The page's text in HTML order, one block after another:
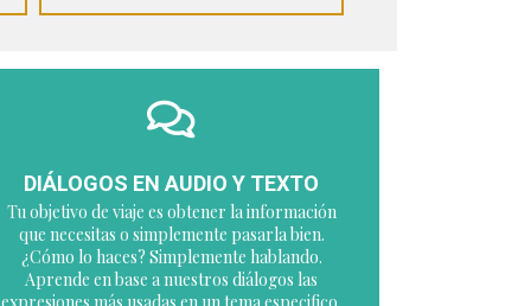
DIÁLOGOS EN AUDIO Y TEXTO
Tu objetivo de viaje es obtener la información
que necesitas o simplemente pasarla bien.
¿Cómo lo haces? Simplemente hablando.
Aprende en base a nuestros diálogos las